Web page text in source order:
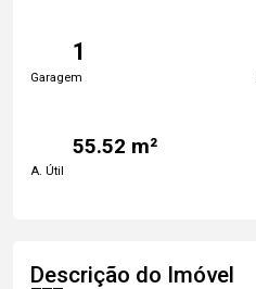
1
Garagem
55.52 m²
A. Útil
Descrição do Imóvel